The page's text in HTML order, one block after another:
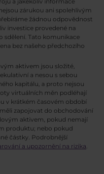
zárukou ani spolehlivým
žádnou odpovědnost
investice provedené na
sdělení. Tato komunikace
bez našeho předchozího
aktivem jsou složité,
a nesou s sebou
kapitálu, a proto nejsou
virtuálních měn podléhají
v krátkém časovém období
zapojovat do obchodování
aktivem, pokud nemají
produktu; nebo pokud
částky. Podrobnější
a upozornění na rizika